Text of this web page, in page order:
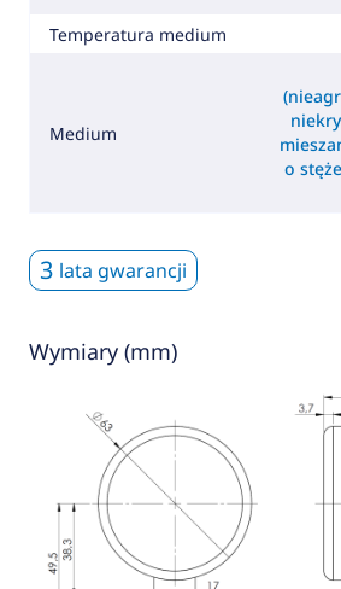
Temperatura medium
Medium
o
3 lata gwarancji
Wymiary (mm)